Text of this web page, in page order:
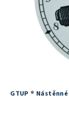
GTUP ® Nástěnné